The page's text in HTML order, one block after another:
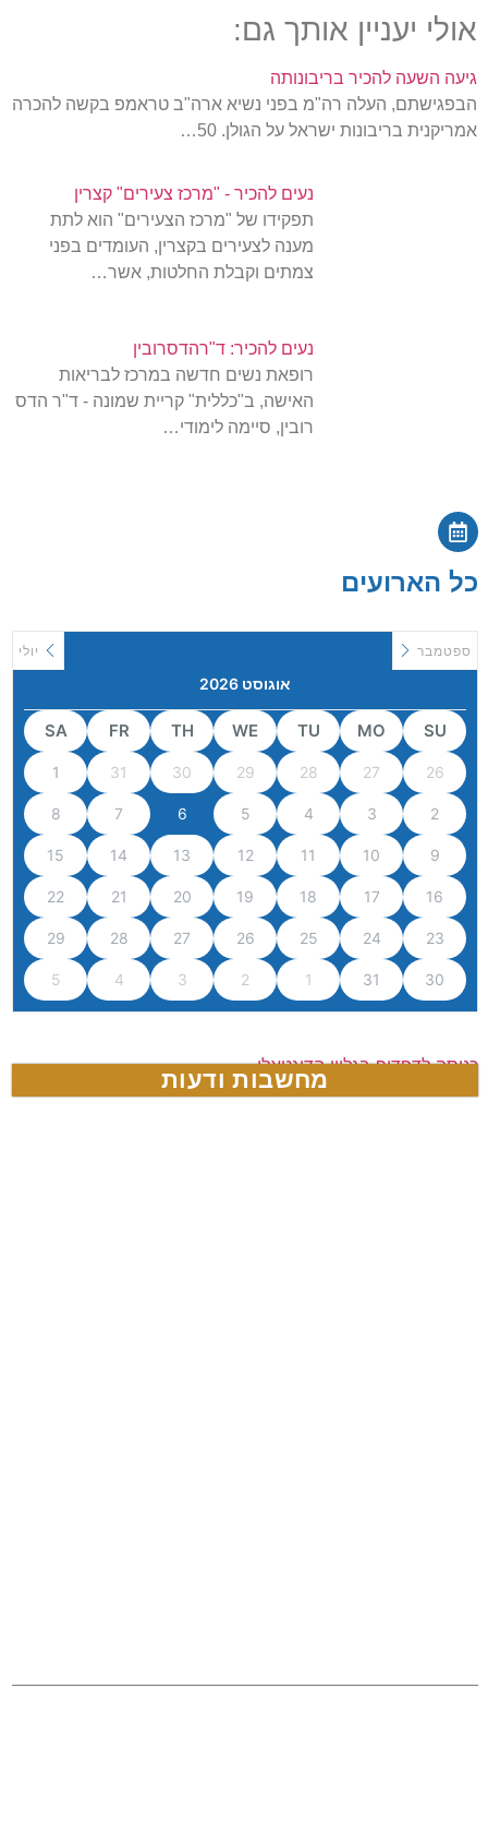
אולי יעניין אותך גם:
גיעה השעה להכיר בריבונותה
הבפגישתם, העלה רה"מ בפני נשיא ארה"ב טראמפ בקשה להכרה
אמריקנית בריבונות ישראל על הגולן. 50…
נעים להכיר - "מרכז צעירים" קצרין
תפקידו של "מרכז הצעירים" הוא לתת
מענה לצעירים בקצרין, העומדים בפני
צמתים וקבלת החלטות, אשר…
נעים להכיר: ד"רהדסרובין
רופאת נשים חדשה במרכז לבריאות
האישה, ב"כללית" קריית שמונה - ד"ר הדס
רובין, סיימה לימודי…
כל הארועים
יולי
אוגוסט 2026
ספטמבר
SU
MO
TU
WE
TH
FR
SA
26
27
28
29
30
31
1
2
3
4
5
6
7
8
9
10
11
12
13
14
15
16
17
18
19
20
21
22
23
24
25
26
27
28
29
30
31
1
2
3
4
5
כניסה לדפדוף בגליון הדיגטאלי
מחשבות ודעות